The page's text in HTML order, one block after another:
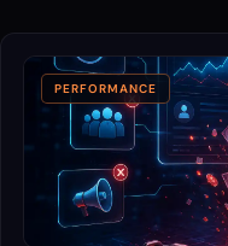
PERFORMANCE